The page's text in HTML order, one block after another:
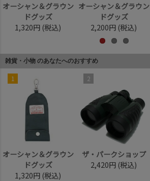
オーシャン＆グラウン
ドグッズ
1,320円 (税込)
オーシャン＆グラウン
ドグッズ
2,200円 (税込)
雑貨・小物 のあなたへのおすすめ
1
オーシャン＆グラウン
ドグッズ
1,320円 (税込)
2
ザ・パークショップ
2,420円 (税込)